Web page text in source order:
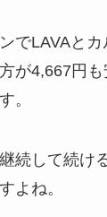
でLAVAと
が4,667円
。
続して続け
よね。